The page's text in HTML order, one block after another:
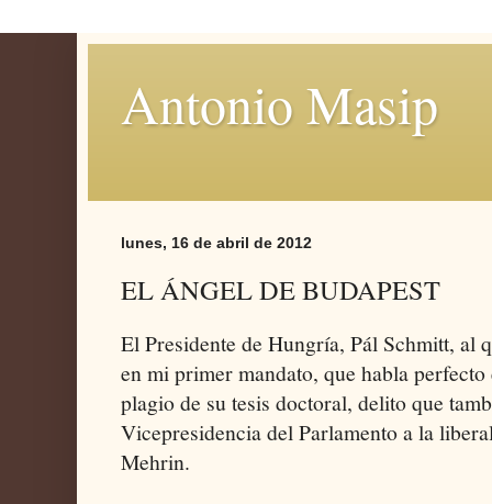
Antonio Masip
lunes, 16 de abril de 2012
EL ÁNGEL DE BUDAPEST
El Presidente de Hungría, Pál Schmitt, al
en mi primer mandato, que habla
plagio de su tesis doctoral, delito que
Vicepresidencia del Parlamento a la
Mehrin.